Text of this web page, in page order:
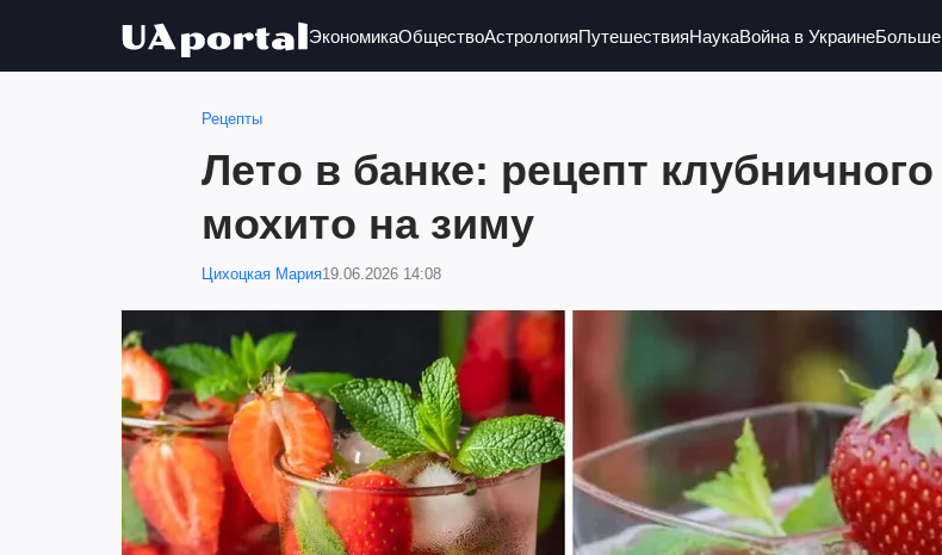
ЭкономикаОбществоАстрологияПутешествияНаукаВойна в УкраинеБольше
Рецепты
Лето в банке: рецепт клубничного
мохито на зиму
Цихоцкая Мария19.06.2026 14:08